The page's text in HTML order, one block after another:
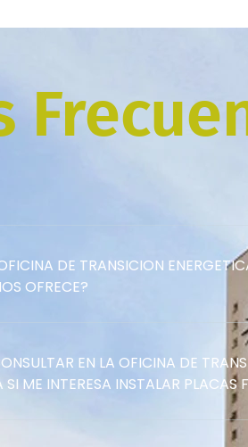
DE TRANSICION
OFRECE?
EN LA OFICINA DE
SI ME INTERESA INSTALAR